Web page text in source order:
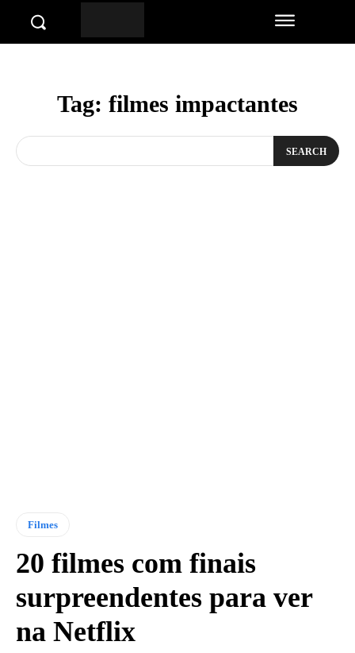
Tag: filmes impactantes
SEARCH
Filmes
20 filmes com finais
surpreendentes para ver
na Netflix